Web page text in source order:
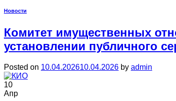
Новости
Комитет имущественных
установлении публичного
Posted on 10.04.202610.04.2026 by admin
10
Апр